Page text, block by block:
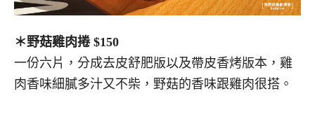
＊野菇雞肉捲 $150
一份六片，分成去皮舒肥版以及帶皮香烤版本，雞
肉香味細膩多汁又不柴，野菇的香味跟雞肉很搭。